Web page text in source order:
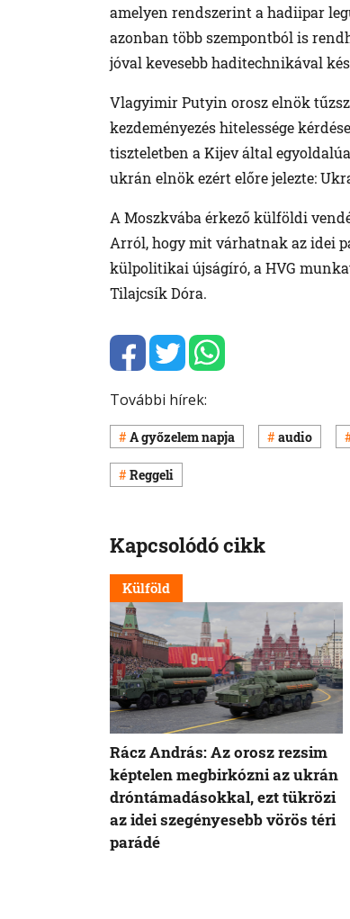
amelyen rendszerint a hadiipar
azonban több szempontból is
jóval kevesebb haditechnikával
Vlagyimir Putyin orosz elnök
kezdeményezés hitelessége
tiszteletben a Kijev által
ukrán elnök ezért előre jelezte:
A Moszkvába érkező külföldi
Arról, hogy mit várhatnak az idei
külpolitikai újságíró, a HVG
Tilajcsík Dóra.
További hírek:
A győzelem napja audio
Reggeli
Kapcsolódó cikk
Külföld
Rácz András: Az orosz rezsim
képtelen megbirkózni az ukrán
dróntámadásokkal, ezt tükrözi
az idei szegényesebb vörös téri
parádé